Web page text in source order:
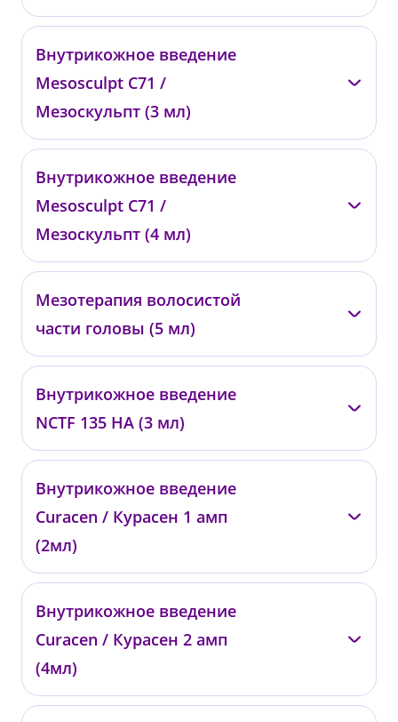
00899
от 35 000 ₽
Внутрикожное введение
Mesosculpt C71 /
Мезоскульпт (3 мл)
00898
от 50 000 ₽
Внутрикожное введение
Mesosculpt C71 /
Мезоскульпт (4 мл)
от 62 000 ₽
Мезотерапия волосистой
части головы (5 мл)
001447
от 6 200 ₽
Внутрикожное введение
NCTF 135 HA (3 мл)
01804
от 13 000 ₽
Внутрикожное введение
Curacen / Курасен 1 амп
(2мл)
01828
от 9 500 ₽
Внутрикожное введение
Curacen / Курасен 2 амп
(4мл)